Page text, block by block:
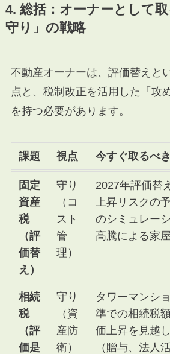
4. 総括：オーナーとして
守り」の戦略
不動産オーナーは、評価替えと
点と、税制改正を活用した「攻
を持つ必要があります。
課題 視点 今すぐ取るべ
固定
資産
税
（評
価替
え）
守り
（コ
スト
管
理）
2027年評価替
上昇リスクの
のシミュレー
高騰による家
相続
税
（評
価是
守り
（資
産防
衛）
タワーマンシ
準での相続税
価上昇を見越
（贈与、法人